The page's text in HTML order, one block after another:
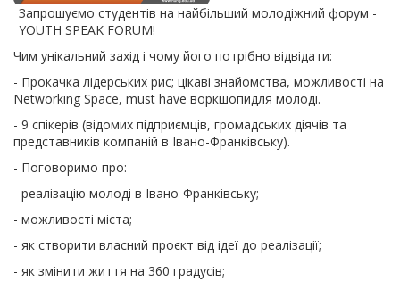
Запрошуємо студентів на найбільший молодіжний форум -
YOUTH SPEAK FORUM!
Чим унікальний захід і чому його потрібно відвідати:
- Прокачка лідерських рис; цікаві знайомства, можливості на
Networking Space, must have воркшопидля молоді.
- 9 спікерів (відомих підприємців, громадських діячів та
представників компаній в Івано-Франківську).
- Поговоримо про:
- реалізацію молоді в Івано-Франківську;
- можливості міста;
- як створити власний проєкт від ідеї до реалізації;
- як змінити життя на 360 градусів;